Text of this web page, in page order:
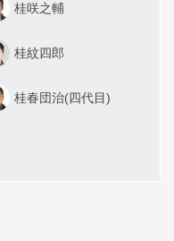
桂咲之輔
桂紋四郎
桂春団治(四代目)